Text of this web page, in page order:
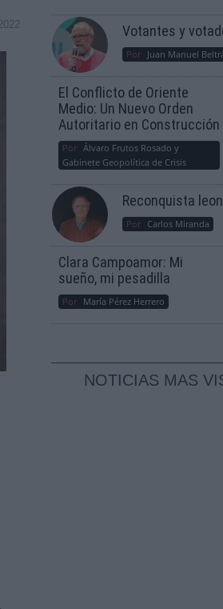
Votantes y
Por Juan Manuel
El Conflicto de Oriente
Medio: Un Nuevo Orden
Autoritario en Construcción
Por Álvaro Frutos Rosado y
Gabinete Geopolítica de Crisis
Reconquista
Por Carlos Miranda
Clara Campoamor: Mi
sueño, mi pesadilla
Por María Pérez Herrero
NOTICIAS MAS